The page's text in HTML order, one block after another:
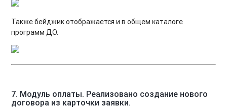
Также бейджик отображается и в общем каталоге
программ ДО.
7. Модуль оплаты. Реализовано создание нового
договора из карточки заявки.